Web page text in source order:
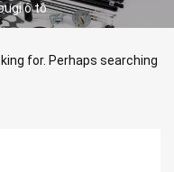
ô tô
for. Perhaps searching